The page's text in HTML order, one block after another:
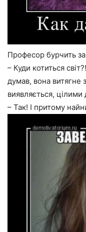
Професор бурчить
– Куди котиться
думав, вона витягне
виявляється,
– Так! І притому